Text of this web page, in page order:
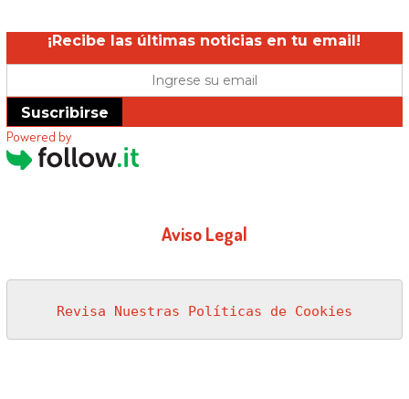
¡Recibe las últimas noticias en tu email!
Suscribirse
Powered by
Aviso Legal
Revisa Nuestras Políticas de Cookies